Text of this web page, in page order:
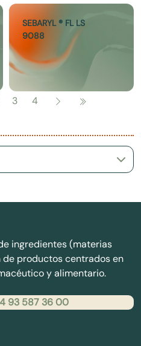
SEBARYL ® FL LS
9088
3 4
ingredientes (materias
productos centrados en
y alimentario.
93 587 36 00